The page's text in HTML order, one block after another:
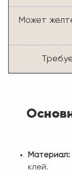
Может
Материал:
клей.